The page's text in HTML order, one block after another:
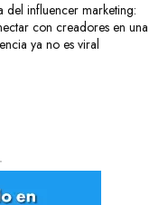
del influencer marketing:
con creadores en una
ya no es viral